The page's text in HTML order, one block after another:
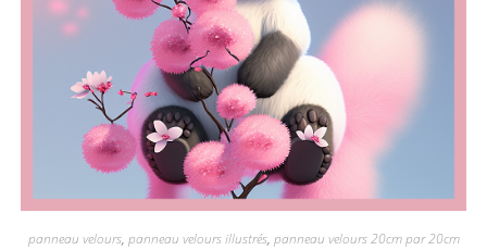
panneau velours, panneau velours illustrés, panneau velours 20cm par 20cm